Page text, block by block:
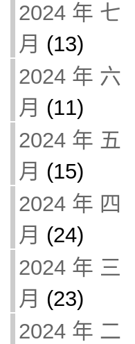
2024 年 七
月 (13)
2024 年 六
月 (11)
2024 年 五
月 (15)
2024 年 四
月 (24)
2024 年 三
月 (23)
2024 年 二